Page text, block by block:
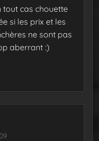
tout cas chouette
si les prix et les
ne sont pas
aberrant :)